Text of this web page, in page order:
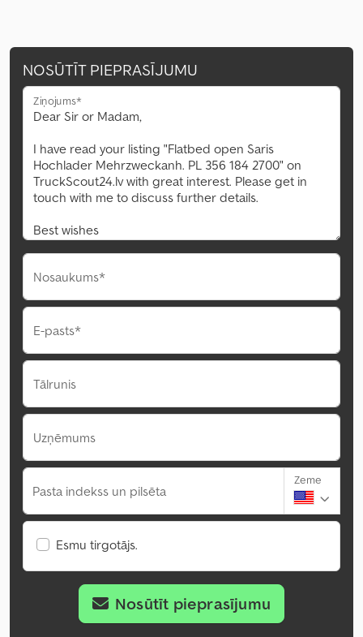
NOSŪTĪT PIEPRASĪJUMU
Ziņojums*
Nosaukums*
E-pasts*
Tālrunis
Uzņēmums
Pasta indekss un pilsēta
Zeme
Esmu tirgotājs.
Nosūtīt pieprasījumu